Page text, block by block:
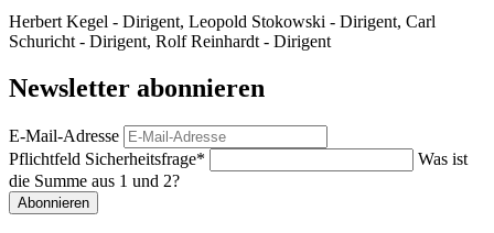
Herbert Kegel - Dirigent, Leopold Stokowski - Dirigent, Carl
Schuricht - Dirigent, Rolf Reinhardt - Dirigent
Newsletter abonnieren
E-Mail-Adresse
Pflichtfeld Sicherheitsfrage*
Was ist
die Summe aus 1 und 2?
Abonnieren